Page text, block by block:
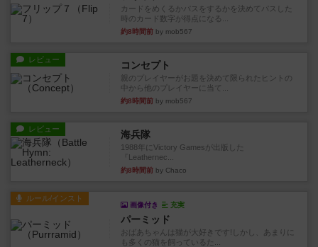
カードをめくるかパスをするかを決めてパスした
時のカード数字が得点になる...
約8時間前 by mob567
レビュー コンセプト
親のプレイヤーがお題を決めて限られたヒントの
中から他のプレイヤーに当て...
約8時間前 by mob567
レビュー 海兵隊
1988年にVictory Gamesが出版した
『Leathernec...
約8時間前 by Chaco
ルール/インスト
画像付き 充実
パーミッド
おばあちゃんは猫が大好きです!しかし、あまりに
も多くの猫を飼っているた...